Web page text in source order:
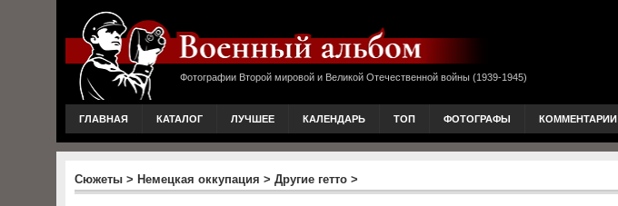
Фотографии Второй мировой и Великой Отечественной войны (1939-1945)
ГЛАВНАЯ КАТАЛОГ ЛУЧШЕЕ КАЛЕНДАРЬ ТОП ФОТОГРАФЫ КОММЕНТАРИИ
Сюжеты > Немецкая оккупация > Другие гетто >